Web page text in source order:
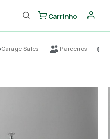
Carrinho
Garage Sales Parceiros